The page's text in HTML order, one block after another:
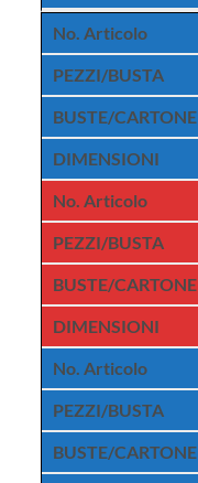
No. Articolo
PEZZI/BUSTA
BUSTE/CARTONE
DIMENSIONI
No. Articolo
PEZZI/BUSTA
BUSTE/CARTONE
DIMENSIONI
No. Articolo
PEZZI/BUSTA
BUSTE/CARTONE